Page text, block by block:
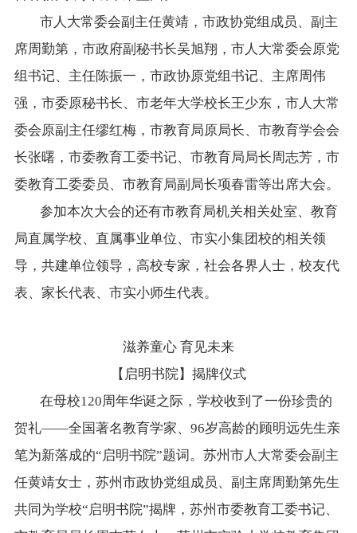
市人大常委会副主任黄靖，市政协党组成员、副主
席周勤第，市政府副秘书长吴旭翔，市人大常委会原党
组书记、主任陈振一，市政协原党组书记、主席周伟
强，市委原秘书长、市老年大学校长王少东，市人大常
委会原副主任缪红梅，市教育局原局长、市教育学会会
长张曙，市委教育工委书记、市教育局局长周志芳，市
委教育工委委员、市教育局副局长项春雷等出席大会。
参加本次大会的还有市教育局机关相关处室、教育
局直属学校、直属事业单位、市实小集团校的相关领
导，共建单位领导，高校专家，社会各界人士，校友代
表、家长代表、市实小师生代表。
滋养童心 育见未来
【启明书院】揭牌仪式
在母校120周年华诞之际，学校收到了一份珍贵的
贺礼——全国著名教育学家、96岁高龄的顾明远先生亲
笔为新落成的“启明书院”题词。苏州市人大常委会副主
任黄靖女士，苏州市政协党组成员、副主席周勤第先生
共同为学校“启明书院”揭牌，苏州市委教育工委书记、